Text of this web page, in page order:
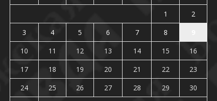
1
2
3
4 5 6 7 8
10
11 12 13 14 15
16
17
18 19 20 21 22
23
24
25 26 27 28 29
30